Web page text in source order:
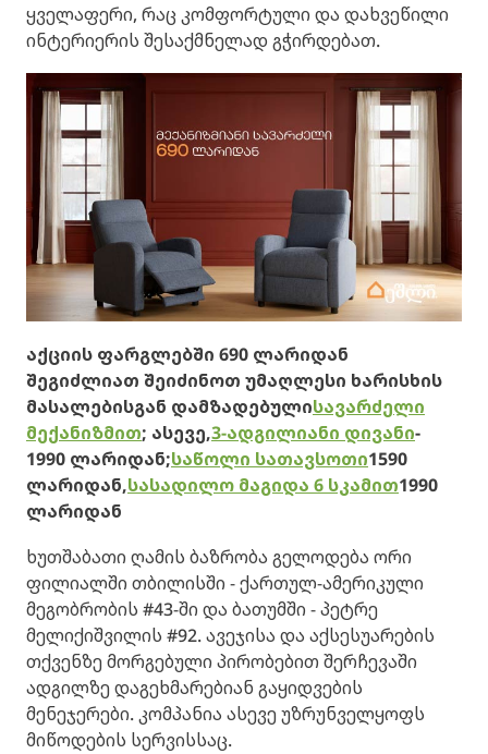
ყველაფერი, რაც კომფორტული და დახვეწილი
ინტერიერის შესაქმნელად გჭირდებათ.
აქციის ფარგლებში 690 ლარიდან
შეგიძლიათ შეიძინოთ უმაღლესი ხარისხის
მასალებისგან დამზადებულისავარძელი
მექანიზმით; ასევე,3-ადგილიანი დივანი-
1990 ლარიდან;საწოლი სათავსოთი1590
ლარიდან,სასადილო მაგიდა 6 სკამით1990
ლარიდან
ხუთშაბათი ღამის ბაზრობა გელოდება ორი
ფილიალში თბილისში - ქართულ-ამერიკული
მეგობრობის #43-ში და ბათუმში - პეტრე
მელიქიშვილის #92. ავეჯისა და აქსესუარების
თქვენზე მორგებული პირობებით შერჩევაში
ადგილზე დაგეხმარებიან გაყიდვების
მენეჯერები. კომპანია ასევე უზრუნველყოფს
მიწოდების სერვისსაც.